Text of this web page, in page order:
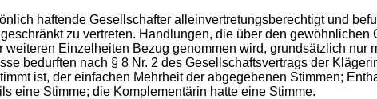
haftende Gesellschafter alleinvertretungsberechtigt und
zu vertreten. Handlungen, die über den
Einzelheiten Bezug genommen wird, grundsätzlich nur
bedurften nach § 8 Nr. 2 des Gesellschaftsvertrags der
ist, der einfachen Mehrheit der abgegebenen Stimmen;
eine Stimme; die Komplementärin hatte eine Stimme.